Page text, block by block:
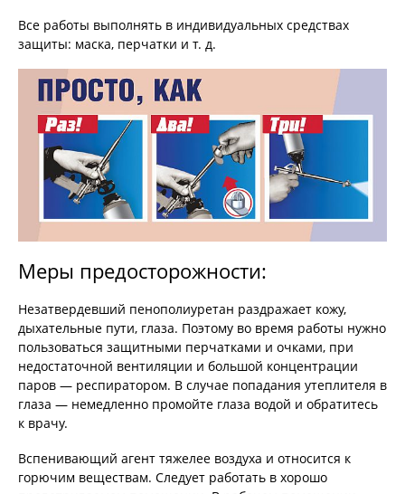
Все работы выполнять в индивидуальных средствах
защиты: маска, перчатки и т. д.
Меры предосторожности:
Незатвердевший пенополиуретан раздражает кожу,
дыхательные пути, глаза. Поэтому во время работы нужно
пользоваться защитными перчатками и очками, при
недостаточной вентиляции и большой концентрации
паров — респиратором. В случае попадания утеплителя в
глаза — немедленно промойте глаза водой и обратитесь
к врачу.
Вспенивающий агент тяжелее воздуха и относится к
горючим веществам. Следует работать в хорошо